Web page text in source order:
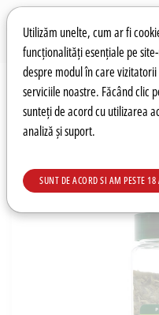
Preferințe pentru
Utilizăm unelte, cum ar fi
funcționalități esențiale pe
despre modul în care
serviciile noastre. Făcând clic
sunteți de acord cu utilizarea
analiză și suport.
SUNT DE ACORD SI AM PESTE 18
Wishlist